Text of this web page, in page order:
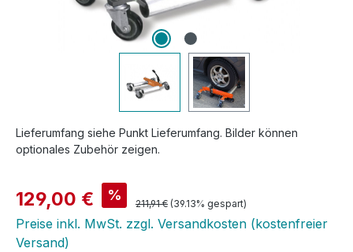
Lieferumfang siehe Punkt Lieferumfang. Bilder können
optionales Zubehör zeigen.
Verkaufspreis:
129,00 € % Regulärer Preis:
211,91 € (39.13% gespart)
Preise inkl. MwSt. zzgl. Versandkosten (kostenfreier
Versand)